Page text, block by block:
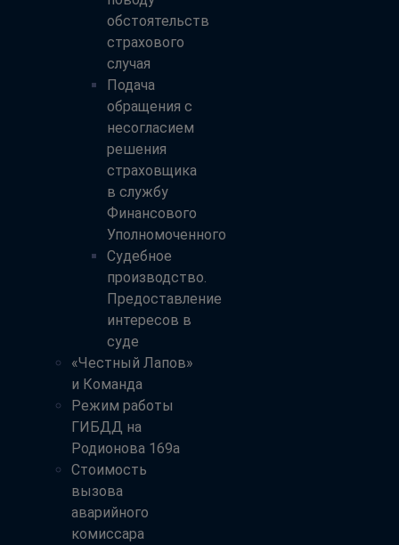
обстоятельств
страхового
случая
Подача
обращения с
несогласием
решения
страховщика
в службу
Финансового
Уполномоченного
Судебное
производство.
Предоставление
интересов в
суде
«Честный Лапов»
и Команда
Режим работы
ГИБДД на
Родионова 169а
Стоимость
вызова
аварийного
комиссара